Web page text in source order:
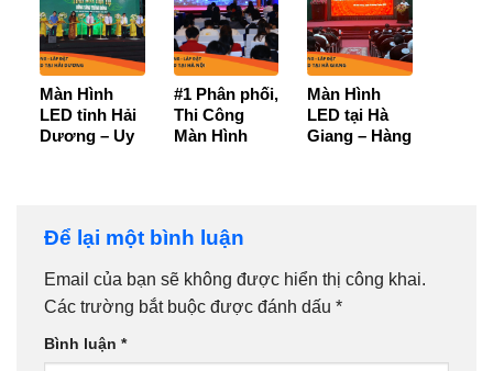
nhất]
năm sử dụng
+ Bảo Hành
chính hãng
36 tháng】
Màn Hình
LED tỉnh Hải
Dương – Uy
#1 Phân phối,
Thi Công
Màn Hình
Màn Hình
LED tại Hà
Giang – Hàng
Để lại một bình luận
Email của bạn sẽ không được hiển thị công khai.
Các trường bắt buộc được đánh dấu *
Bình luận *